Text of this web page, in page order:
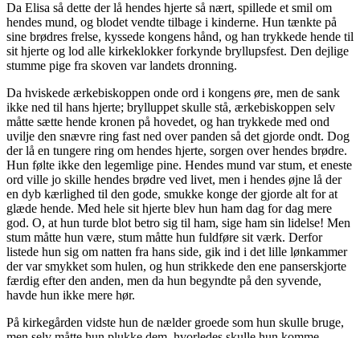
Da Elisa så dette der lå hendes hjerte så nært, spillede et smil om
hendes mund, og blodet vendte tilbage i kinderne. Hun tænkte på
sine brødres frelse, kyssede kongens hånd, og han trykkede hende til
sit hjerte og lod alle kirkeklokker forkynde bryllupsfest. Den dejlige
stumme pige fra skoven var landets dronning.
Da hviskede ærkebiskoppen onde ord i kongens øre, men de sank
ikke ned til hans hjerte; brylluppet skulle stå, ærkebiskoppen selv
måtte sætte hende kronen på hovedet, og han trykkede med ond
uvilje den snævre ring fast ned over panden så det gjorde ondt. Dog
der lå en tungere ring om hendes hjerte, sorgen over hendes brødre.
Hun følte ikke den legemlige pine. Hendes mund var stum, et eneste
ord ville jo skille hendes brødre ved livet, men i hendes øjne lå der
en dyb kærlighed til den gode, smukke konge der gjorde alt for at
glæde hende. Med hele sit hjerte blev hun ham dag for dag mere
god. O, at hun turde blot betro sig til ham, sige ham sin lidelse! Men
stum måtte hun være, stum måtte hun fuldføre sit værk. Derfor
listede hun sig om natten fra hans side, gik ind i det lille lønkammer
der var smykket som hulen, og hun strikkede den ene panserskjorte
færdig efter den anden, men da hun begyndte på den syvende,
havde hun ikke mere hør.
På kirkegården vidste hun de nælder groede som hun skulle bruge,